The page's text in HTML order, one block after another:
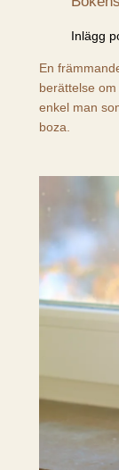
Inlägg
En
berättelse
enkel man
boza.